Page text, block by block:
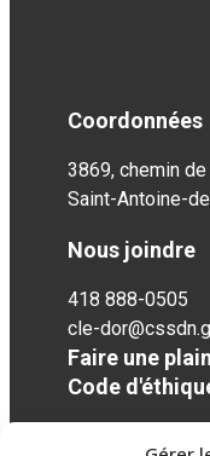
Coordonnées
3869, chemin
Saint-Antoine-
Nous joindre
418 888-0505
cle-
Faire une
Code